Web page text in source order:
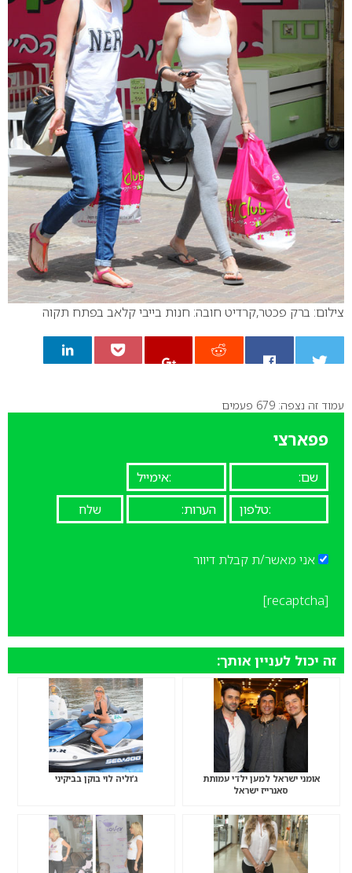
צילום: ברק פכטר,קרדיט חובה: חנות בייבי קלאב בפתח תקוה
0
עמוד זה נצפה: 679 פעמים
פפארצי
אני מאשר/ת קבלת דיוור
[recaptcha]
זה יכול לעניין אותך:
אומני ישראל למען ילדי עמותת
סאנרייז ישראל
ג’וליה לוי בוקן בביקיני